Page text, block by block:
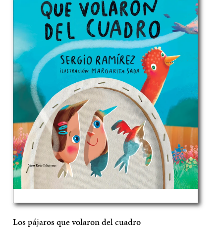
Los pájaros que volaron del cuadro